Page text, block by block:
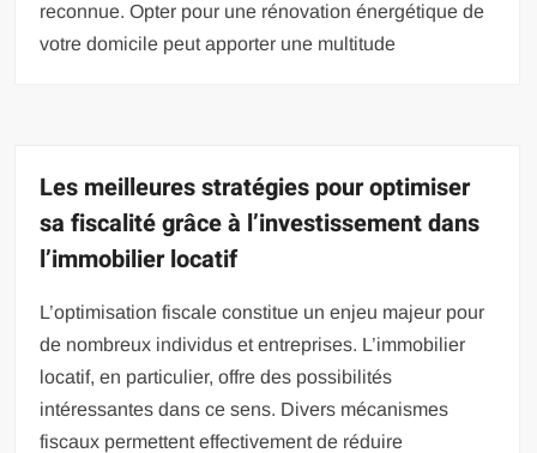
reconnue. Opter pour une rénovation énergétique de
votre domicile peut apporter une multitude
Les meilleures stratégies pour optimiser
sa fiscalité grâce à l’investissement dans
l’immobilier locatif
L’optimisation fiscale constitue un enjeu majeur pour
de nombreux individus et entreprises. L’immobilier
locatif, en particulier, offre des possibilités
intéressantes dans ce sens. Divers mécanismes
fiscaux permettent effectivement de réduire